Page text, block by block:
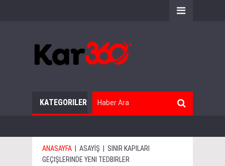
KATEGORILER
ANASAYFA | ASAYİŞ | SINIR KAPILARI
GEÇIŞLERINDE YENI TEDBIRLER